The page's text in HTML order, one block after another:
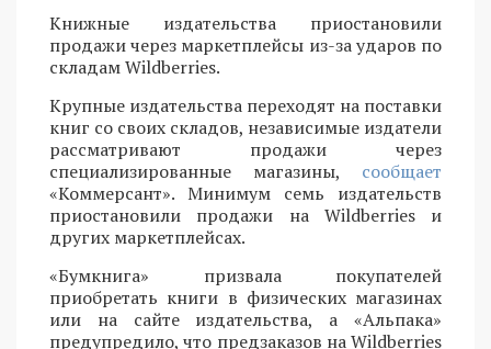
Книжные издательства приостановили
продажи через маркетплейсы из-за ударов по
складам Wildberries.
Крупные издательства переходят на поставки
книг со своих складов, независимые издатели
рассматривают продажи через
специализированные магазины, сообщает
«Коммерсант». Минимум семь издательств
приостановили продажи на Wildberries и
других маркетплейсах.
«Бумкнига» призвала покупателей
приобретать книги в физических магазинах
или на сайте издательства, а «Альпака»
предупредило, что предзаказов на Wildberries